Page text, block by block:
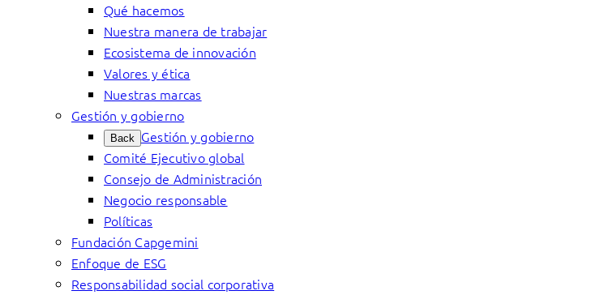
Qué hacemos
Nuestra manera de trabajar
Ecosistema de innovación
Valores y ética
Nuestras marcas
Gestión y gobierno
Back Gestión y gobierno
Comité Ejecutivo global
Consejo de Administración
Negocio responsable
Políticas
Fundación Capgemini
Enfoque de ESG
Responsabilidad social corporativa